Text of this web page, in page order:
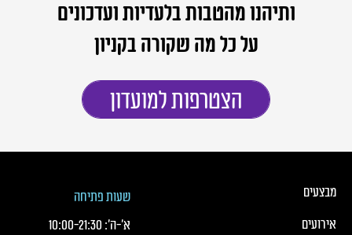
ותיהנו מהטבות בלעדיות ועדכונים
על כל מה שקורה בקניון
הצטרפות למועדון
כותרת תחתונה של העמוד
כותרת תחונה של העמוד עם קישורי תפריט
מבצעים
אירועים
שעות פתיחה
א׳-ה׳:
10:00-21:30